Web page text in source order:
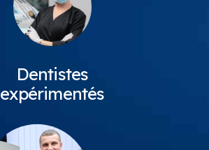
Dentistes
expérimentés